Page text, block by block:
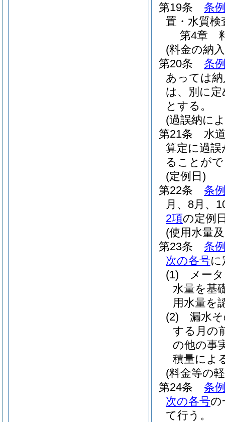
第19条
条
置・水質
第4章
(料金の納
第20条
条
あっては
は、別に
とする。
(過誤納に
第21条
水
算定に過
ることが
(定例日)
第22条
条
月、8月、
2項の定例
(使用水量
第23条
条
次の各号
(1)
メー
水量を基
用水量を
(2)
漏水
する月の
の他の事
積量によ
(料金等の
第24条
条
次の各号の
て行う。